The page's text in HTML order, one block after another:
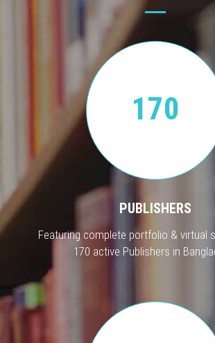
170
PUBLISHERS
Featuring complete portfolio & virtual
170 active Publishers in